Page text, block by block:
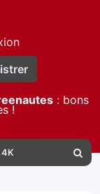
: bons
!
4K